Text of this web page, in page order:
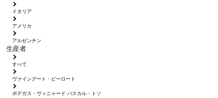
イタリア
アメリカ
アルゼンチン
生産者
すべて
ヴァイングート・ピーロート
ボデガス・ヴィニャード パスカル・トソ